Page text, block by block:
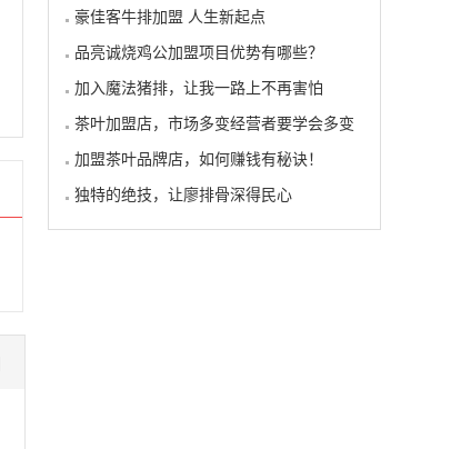
豪佳客牛排加盟 人生新起点
品亮诚烧鸡公加盟项目优势有哪些？
加入魔法猪排，让我一路上不再害怕
茶叶加盟店，市场多变经营者要学会多变
加盟茶叶品牌店，如何赚钱有秘诀！
独特的绝技，让廖排骨深得民心